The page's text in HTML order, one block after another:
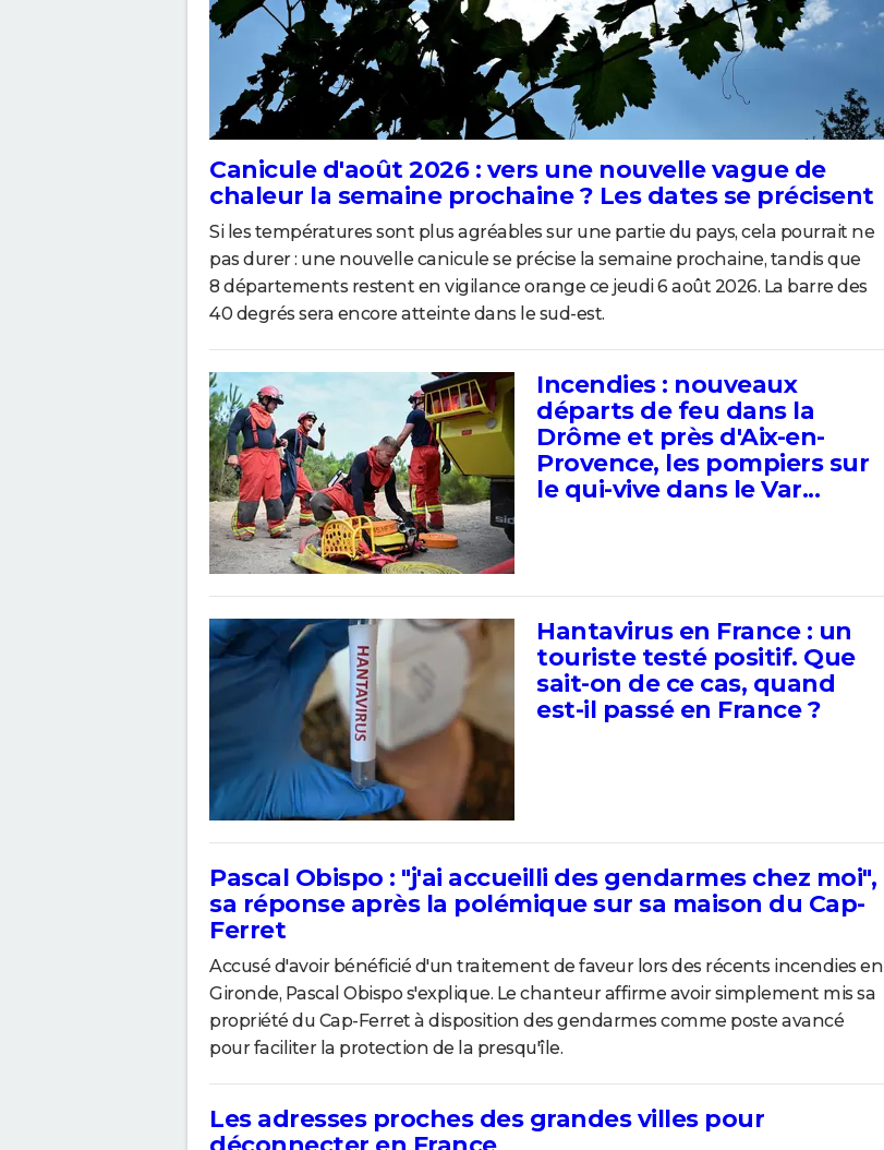
Canicule d'août 2026 : vers une nouvelle vague de
chaleur la semaine prochaine ? Les dates se précisent
Si les températures sont plus agréables sur une partie du pays, cela pourrait ne
pas durer : une nouvelle canicule se précise la semaine prochaine, tandis que
8 départements restent en vigilance orange ce jeudi 6 août 2026. La barre des
40 degrés sera encore atteinte dans le sud-est.
Incendies : nouveaux
départs de feu dans la
Drôme et près d'Aix-en-
Provence, les pompiers sur
le qui-vive dans le Var...
Hantavirus en France : un
touriste testé positif. Que
sait-on de ce cas, quand
est-il passé en France ?
Pascal Obispo : "j'ai accueilli des gendarmes chez moi",
sa réponse après la polémique sur sa maison du Cap-
Ferret
Accusé d'avoir bénéficié d'un traitement de faveur lors des récents incendies en
Gironde, Pascal Obispo s'explique. Le chanteur affirme avoir simplement mis sa
propriété du Cap-Ferret à disposition des gendarmes comme poste avancé
pour faciliter la protection de la presqu'île.
Les adresses proches des grandes villes pour